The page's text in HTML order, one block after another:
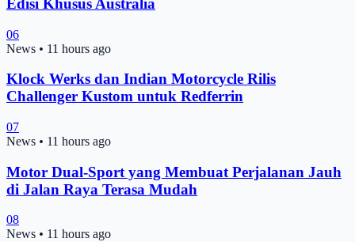
Edisi Khusus Australia
06
News • 11 hours ago
Klock Werks dan Indian Motorcycle Rilis
Challenger Kustom untuk Redferrin
07
News • 11 hours ago
Motor Dual-Sport yang Membuat Perjalanan Jauh
di Jalan Raya Terasa Mudah
08
News • 11 hours ago